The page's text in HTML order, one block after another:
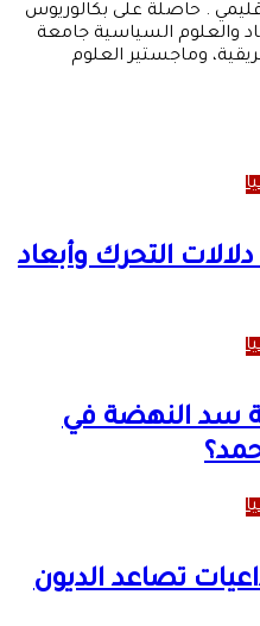
. حاصلة على بكالوريوس
والعلوم السياسية جامعة
وماجستير العلوم
دلالات التحرك وأبعاد
سد النهضة في
تصاعد الديون